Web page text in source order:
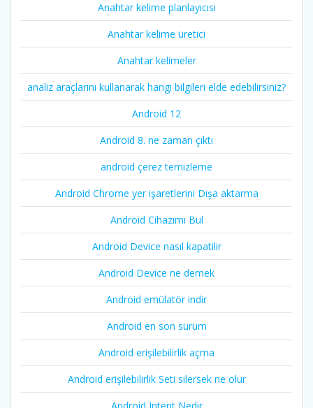
Anahtar kelime planlayıcısı
Anahtar kelime üretici
Anahtar kelimeler
analiz araçlarını kullanarak hangi bilgileri elde edebilirsiniz?
Android 12
Android 8. ne zaman çıktı
android çerez temizleme
Android Chrome yer işaretlerini Dışa aktarma
Android Cihazımı Bul
Android Device nasıl kapatilir
Android Device ne demek
Android emülatör indir
Android en son sürüm
Android erişilebilirlik açma
Android erişilebilirlik Seti silersek ne olur